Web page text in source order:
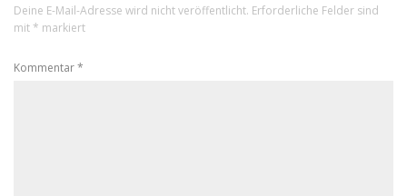
Deine E-Mail-Adresse wird nicht veröffentlicht. Erforderliche Felder sind
mit * markiert
Kommentar*